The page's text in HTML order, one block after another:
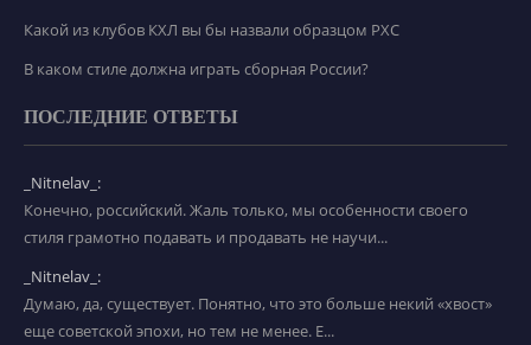
Какой из клубов КХЛ вы бы назвали образцом РХС
В каком стиле должна играть сборная России?
ПОСЛЕДНИЕ ОТВЕТЫ
_Nitnelav_:
Конечно, российский. Жаль только, мы особенности своего
стиля грамотно подавать и продавать не научи...
_Nitnelav_:
Думаю, да, существует. Понятно, что это больше некий «хвост»
еще советской эпохи, но тем не менее. Е...